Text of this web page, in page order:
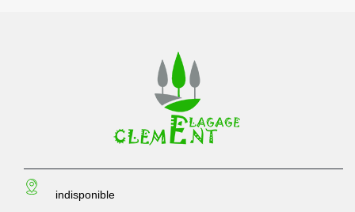
indisponible